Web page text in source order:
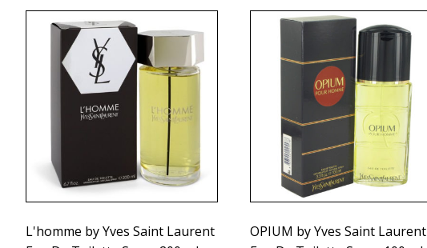
L'homme by Yves Saint Laurent
OPIUM by Yves Saint Laurent